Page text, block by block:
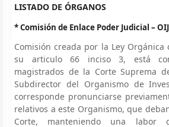
LISTADO DE ÓRGANOS
* Comisión de Enlace Poder Judicial – OIJ
Comisión creada por la Ley Orgánica
su articulo 66 inciso 3, está
magistrados de la Corte Suprema
Subdirector del Organismo de
corresponde pronunciarse
relativos a este Organismo, que
Corte, manteniendo una labor